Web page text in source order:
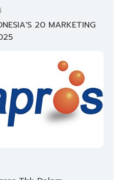
20 MARKETING